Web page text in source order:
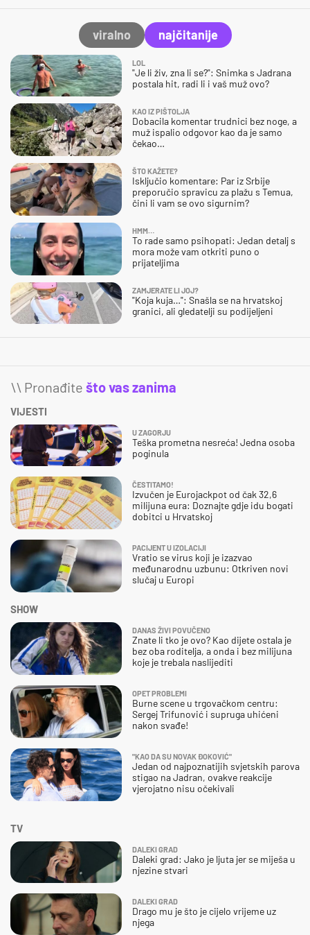
viralno najčitanije
LOL
"Je li živ, zna li se?": Snimka s Jadrana
postala hit, radi li i vaš muž ovo?
KAO IZ PIŠTOLJA
Dobacila komentar trudnici bez noge, a
muž ispalio odgovor kao da je samo
čekao…
ŠTO KAŽETE?
Isključio komentare: Par iz Srbije
preporučio spravicu za plažu s Temua,
čini li vam se ovo sigurnim?
HMM…
To rade samo psihopati: Jedan detalj s
mora može vam otkriti puno o
prijateljima
ZAMJERATE LI JOJ?
"Koja kuja…": Snašla se na hrvatskoj
granici, ali gledatelji su podijeljeni
\\ Pronađite što vas zanima
VIJESTI
U ZAGORJU
Teška prometna nesreća! Jedna osoba
poginula
ČESTITAMO!
Izvučen je Eurojackpot od čak 32,6
milijuna eura: Doznajte gdje idu bogati
dobitci u Hrvatskoj
PACIJENT U IZOLACIJI
Vratio se virus koji je izazvao
međunarodnu uzbunu: Otkriven novi
slučaj u Europi
SHOW
DANAS ŽIVI POVUČENO
Znate li tko je ovo? Kao dijete ostala je
bez oba roditelja, a onda i bez milijuna
koje je trebala naslijediti
OPET PROBLEMI
Burne scene u trgovačkom centru:
Sergej Trifunović i supruga uhićeni
nakon svađe!
"KAO DA SU NOVAK ĐOKOVIĆ"
Jedan od najpoznatijih svjetskih parova
stigao na Jadran, ovakve reakcije
vjerojatno nisu očekivali
TV
DALEKI GRAD
Daleki grad: Jako je ljuta jer se miješa u
njezine stvari
DALEKI GRAD
Drago mu je što je cijelo vrijeme uz
njega